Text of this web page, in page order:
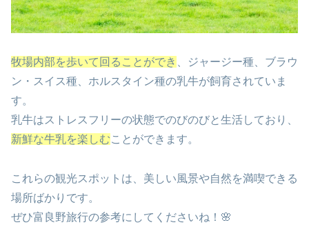
牧場内部を歩いて回ることができ
、ジャージー種、ブラウ
ン・スイス種、ホルスタイン種の乳牛が飼育されていま
す。
乳牛はストレスフリーの状態でのびのびと生活しており、
新鮮な牛乳を楽しむことができます。
これらの観光スポットは、美しい風景や自然を満喫できる
場所ばかりです。
ぜひ富良野旅行の参考にしてくださいね！🌸